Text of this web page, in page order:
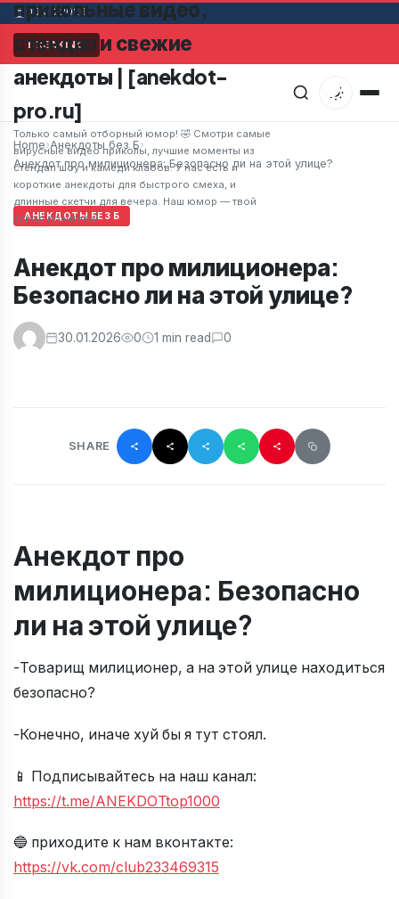
09.08.2026
BREAKINGМужчина в супермаркете заметил привлекательную
прикольные видео,
стендап и свежие
анекдоты | [anekdot-
pro.ru]
Только самый отборный юмор! 🤣 Смотри самые
вирусные видео приколы, лучшие моменты из
стендап шоу и камеди клабов. У нас есть и
короткие анекдоты для быстрого смеха, и
длинные скетчи для вечера. Наш юмор — твой
заряд позитива!
Home›Анекдоты без Б›
Анекдот про милиционера: Безопасно ли на этой улице?
АНЕКДОТЫ БЕЗ Б
Анекдот про милиционера:
Безопасно ли на этой улице?
30.01.2026 0 1 min read 0
SHARE
Анекдот про
милиционера: Безопасно
ли на этой улице?
-Товарищ милиционер, а на этой улице находиться
безопасно?
-Конечно, иначе хуй бы я тут стоял.
📱 Подписывайтесь на наш канал:
https://t.me/ANEKDOTtop1000
🔵 приходите к нам вконтакте:
https://vk.com/club233469315